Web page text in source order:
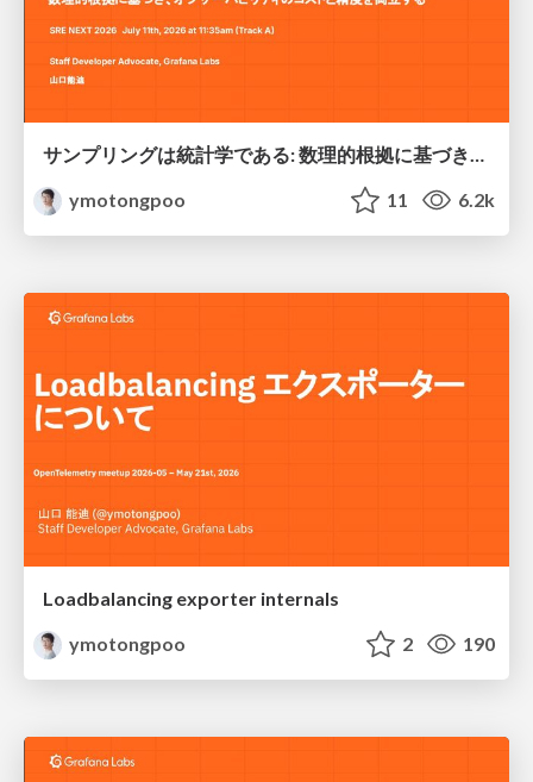
サンプリングは統計学である: 数理的根拠に基づき、オブザーバビリティのコストと精度を両立する
ymotongpoo
11 6.2k
Loadbalancing exporter internals
ymotongpoo
2 190